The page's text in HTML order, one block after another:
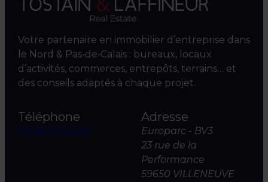
Votre partenaire en immobilier d’entreprise dans
le Nord & Pas‑de‑Calais : bureaux, locaux
d’activités, commerces, entrepôts, terrains… et
des conseils adaptés à chaque projet.
Téléphone
03 20 04 06 00
Adresse
Europarc - BV3
23 rue de la
Performance
59650 VILLENEUVE